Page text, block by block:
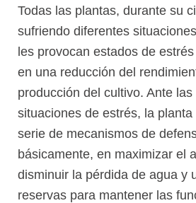
Todas las plantas, durante su
sufriendo diferentes
les provocan estados de
en una reducción del
producción del cultivo. Ante
situaciones de estrés, la
serie de mecanismos de
básicamente, en maximizar el
disminuir la pérdida de agua y
reservas para mantener las